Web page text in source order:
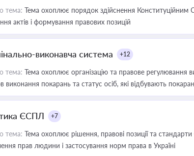
тема: Тема охоплює порядок здійснення Конституційним
актів і формування правових позицій
виконавча система +12
тема: Тема охоплює організацію та правове регулювання
виконання покарань та статус осіб, які відбувають
ЄСПЛ +7
тема: Тема охоплює рішення, правові позиції та
прав людини і застосування норм права в Україні